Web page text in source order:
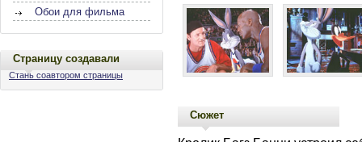
Обои для фильма
Страницу создавали
Стань соавтором страницы
Сюжет